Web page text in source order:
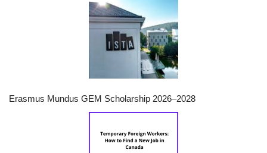
Erasmus Mundus GEM Scholarship 2026–2028